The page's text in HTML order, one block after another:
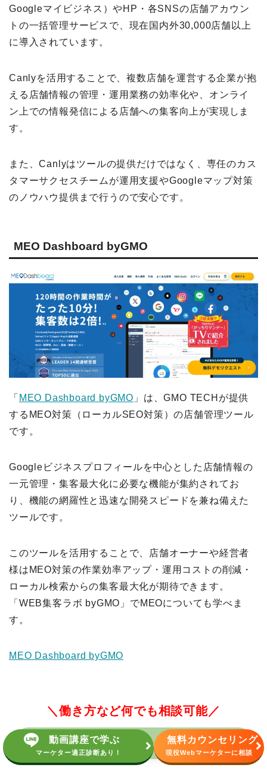
Googleマイビジネス）やHP・各SNSの店舗アカウン
トの一括管理サービスで、現在国内外30,000店舗以上
に導入されています。
Canlyを活用することで、複数店舗を運営する企業が抱
える店舗情報の管理・運用業務の効率化や、オンライ
ン上での情報発信による店舗への集客向上が実現しま
す。
また、Canlyはツールの提供だけではなく、専任のカス
タマーサクセスチームが運用支援やGoogleマップ対策
のノウハウ提供まで行うので安心です。
MEO Dashboard byGMO
「 MEO Dashboard byGMO 」は、GMO TECHが提供
するMEO対策（ローカルSEO対策）の店舗管理ツール
です。
Googleビジネスプロフィールを中心とした店舗情報の
一元管理・集客最大化に必要な機能が集約されてお
り、機能の網羅性と迅速な開発スピードを兼ね備えた
ツールです。
このツールを活用することで、店舗オーナーや経営者
様はMEO対策の作業効率アップ・運用コストの削減・
ローカル検索からの集客最大化が期待できます。
「WEB集客ラボ byGMO」でMEOについても学べま
す。
MEO Dashboard byGMO
＼働き方など何でも相談可能／
無料オンライン説明会への参加はこちら
動画講座で学ぶ
マーケター適正診断あり！
無料カウンセリング
現役Webマーケターに相談